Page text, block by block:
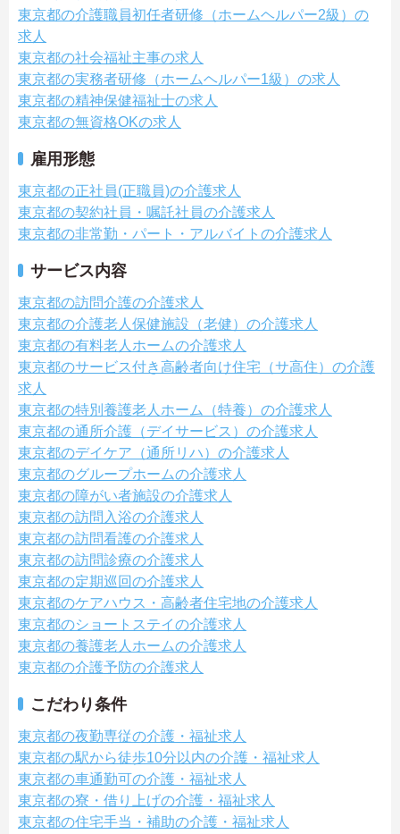
東京都の介護職員初任者研修（ホームヘルパー2級）の
求人
東京都の社会福祉主事の求人
東京都の実務者研修（ホームヘルパー1級）の求人
東京都の精神保健福祉士の求人
東京都の無資格OKの求人
雇用形態
東京都の正社員(正職員)の介護求人
東京都の契約社員・嘱託社員の介護求人
東京都の非常勤・パート・アルバイトの介護求人
サービス内容
東京都の訪問介護の介護求人
東京都の介護老人保健施設（老健）の介護求人
東京都の有料老人ホームの介護求人
東京都のサービス付き高齢者向け住宅（サ高住）の介護
求人
東京都の特別養護老人ホーム（特養）の介護求人
東京都の通所介護（デイサービス）の介護求人
東京都のデイケア（通所リハ）の介護求人
東京都のグループホームの介護求人
東京都の障がい者施設の介護求人
東京都の訪問入浴の介護求人
東京都の訪問看護の介護求人
東京都の訪問診療の介護求人
東京都の定期巡回の介護求人
東京都のケアハウス・高齢者住宅地の介護求人
東京都のショートステイの介護求人
東京都の養護老人ホームの介護求人
東京都の介護予防の介護求人
こだわり条件
東京都の夜勤専従の介護・福祉求人
東京都の駅から徒歩10分以内の介護・福祉求人
東京都の車通勤可の介護・福祉求人
東京都の寮・借り上げの介護・福祉求人
東京都の住宅手当・補助の介護・福祉求人